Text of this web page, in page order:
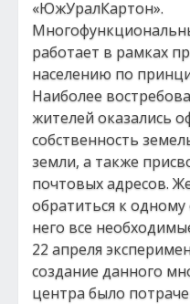
«ЮжУралКартон».
работает в рамках
населению по
Наиболее
жителей оказались
собственность
земли, а также
почтовых адресов.
обратиться к одному
него все
22 апреля
создание данного
центра было